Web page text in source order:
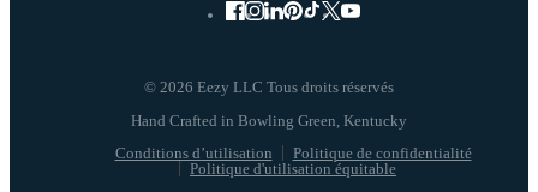
© 2026 Eezy LLC Tous droits réservés
Conditions d’utilisation
Politique de confidentialité
Politique d'utilisation équitable